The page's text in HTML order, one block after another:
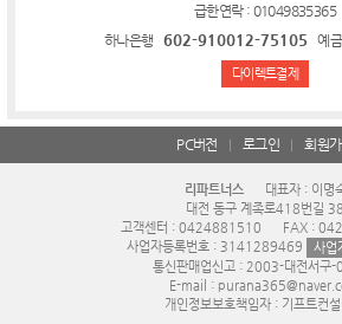
급한연락 : 01049835365
하나은행
602-910012-75105 예
다이렉트결제
PC버전 로그인 회원
리파트너스
대표자 : 이명
대전 동구 계족로418번길 38
고객센터 : 0424881510
FAX :
사업자등록번호 : 3141289469
사업
통신판매업신고 : 2003-대전서구
E-mail :
개인정보보호책임자 : 기프트컨